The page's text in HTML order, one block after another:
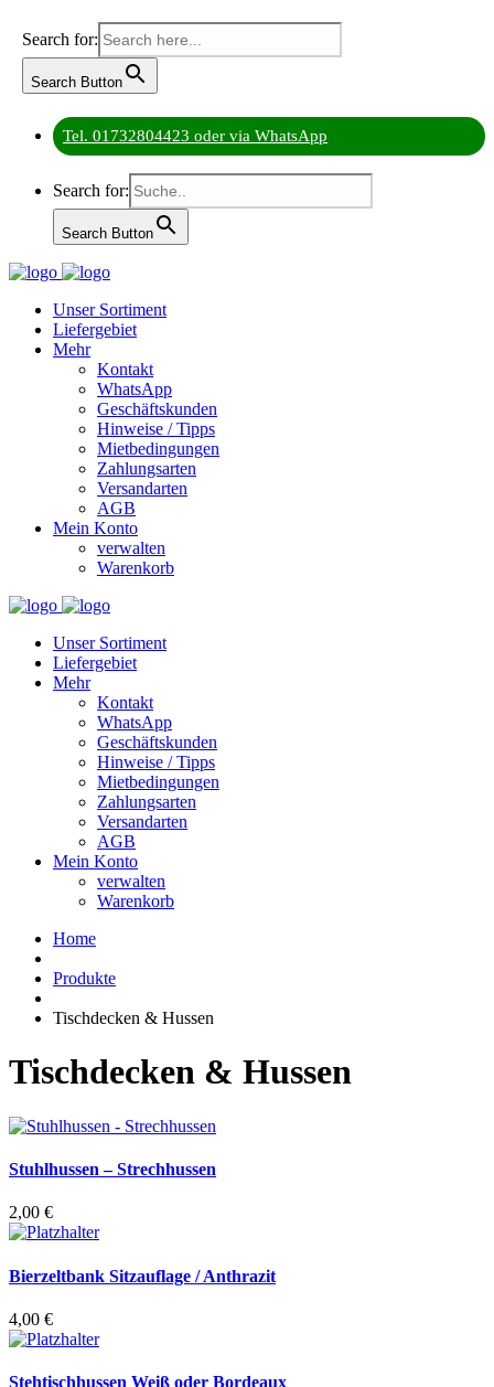
Search for:
Search Button
Tel. 01732804423 oder via WhatsApp
Search for:
Search Button
Unser Sortiment
Liefergebiet
Mehr
Kontakt
WhatsApp
Geschäftskunden
Hinweise / Tipps
Mietbedingungen
Zahlungsarten
Versandarten
AGB
Mein Konto
verwalten
Warenkorb
Unser Sortiment
Liefergebiet
Mehr
Kontakt
WhatsApp
Geschäftskunden
Hinweise / Tipps
Mietbedingungen
Zahlungsarten
Versandarten
AGB
Mein Konto
verwalten
Warenkorb
Home
Produkte
Tischdecken & Hussen
Tischdecken & Hussen
Stuhlhussen – Strechhussen
2,00 €
Bierzeltbank Sitzauflage / Anthrazit
4,00 €
Stehtischhussen Weiß oder Bordeaux